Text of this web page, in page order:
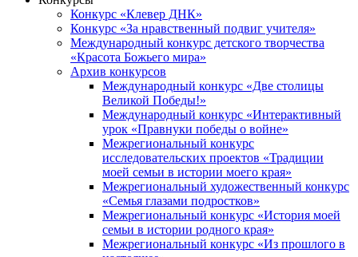
Конкурс «Клевер ДНК»
Конкурс «За нравственный подвиг учителя»
Международный конкурс детского творчества
«Красота Божьего мира»
Архив конкурсов
Международный конкурс «Две столицы
Великой Победы!»
Международный конкурс «Интерактивный
урок «Правнуки победы о войне»
Межрегиональный конкурс
исследовательских проектов «Традиции
моей семьи в истории моего края»
Межрегиональный художественный конкурс
«Семья глазами подростков»
Межрегиональный конкурс «История моей
семьи в истории родного края»
Межрегиональный конкурс «Из прошлого в